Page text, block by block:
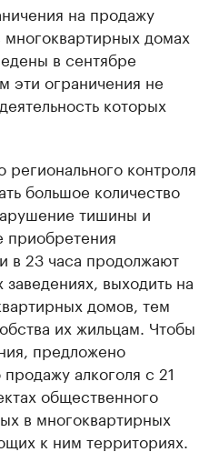
на продажу
домах
в сентябре
эти ограничения не
которых
контроля
большое количество
тишины и
приобретения
в 23 часа продолжают
выходить на
домов, тем
их жильцам. Чтобы
предложено
алкоголя с 21
общественного
в многоквартирных
к ним территориях.